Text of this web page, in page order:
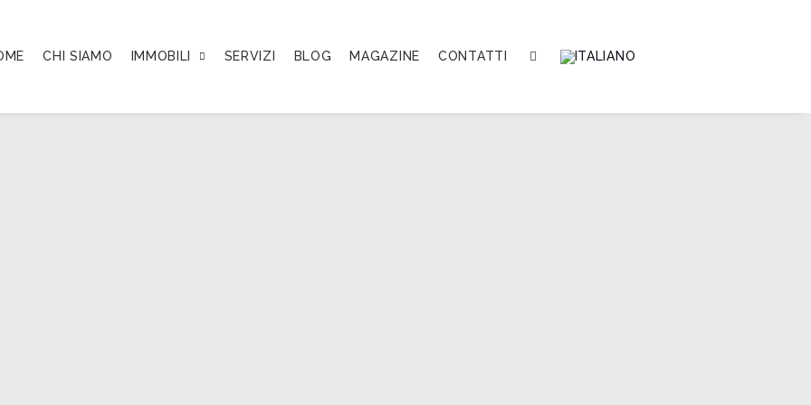
CHI SIAMO IMMOBILI SERVIZI BLOG MAGAZINE CONTATTI